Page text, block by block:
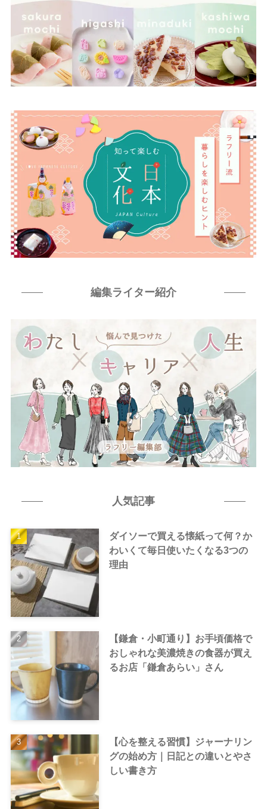
編集ライター紹介
人気記事
ダイソーで買える懐紙って何？か
わいくて毎日使いたくなる3つの
理由
【鎌倉・小町通り】お手頃価格で
おしゃれな美濃焼きの食器が買え
るお店「鎌倉あらい」さん
【心を整える習慣】ジャーナリン
グの始め方｜日記との違いとやさ
しい書き方